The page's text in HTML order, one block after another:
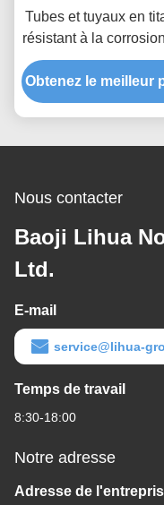
Tubes et tuyaux en
résistant à la
catégorie 2 destinés
applications
d'échangeurs de
Obtenez le meilleur
Nous contacter
Baoji Lihua
Ltd.
E-mail
service@lihua-
Temps de travail
8:30-18:00
Notre adresse
Adresse de